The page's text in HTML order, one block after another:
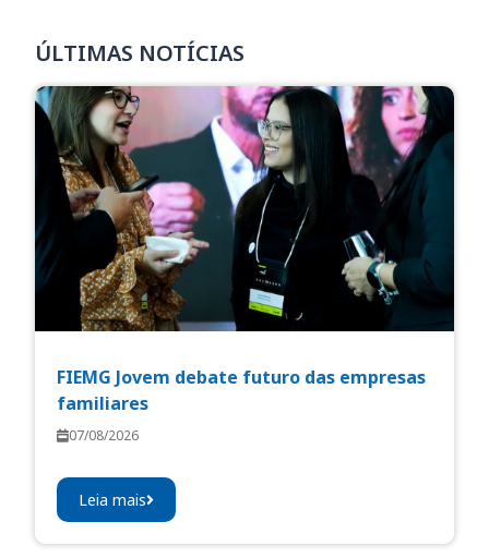
ÚLTIMAS NOTÍCIAS
FIEMG Jovem debate futuro das empresas
familiares
07/08/2026
Leia mais